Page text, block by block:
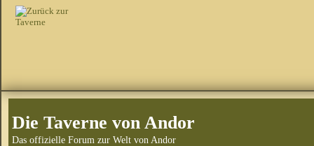
Die Taverne von Andor
Das offizielle Forum zur Welt von Andor